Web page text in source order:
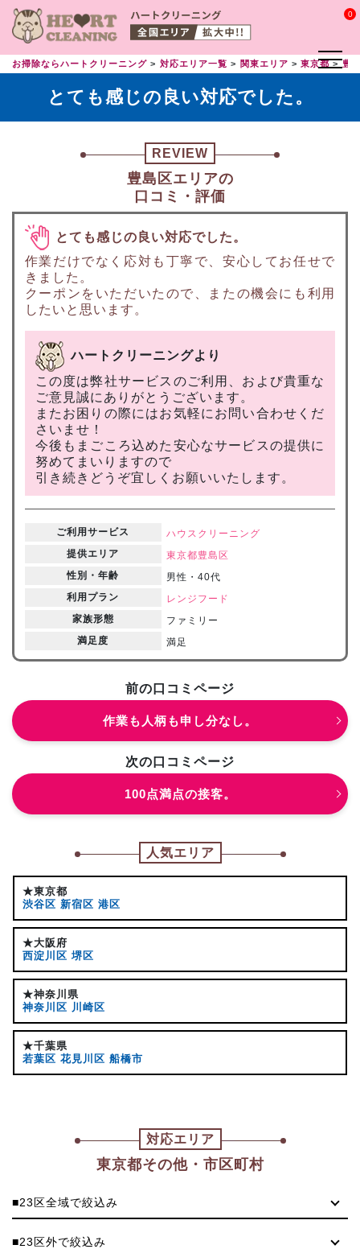
0
お掃除ならハートクリーニング 対応エリア一覧 関東エリア 東京都 豊
とても感じの良い対応でした。
REVIEW
豊島区エリアの
口コミ・評価
とても感じの良い対応でした。
作業だけでなく応対も丁寧で、安心してお任せで
きました。
クーポンをいただいたので、またの機会にも利用
したいと思います。
ハートクリーニングより
この度は弊社サービスのご利用、および貴重な
ご意見誠にありがとうございます。
またお困りの際にはお気軽にお問い合わせくだ
さいませ！
今後もまごころ込めた安心なサービスの提供に
努めてまいりますので
引き続きどうぞ宜しくお願いいたします。
ご利用サービス
ハウスクリーニング
提供エリア
東京都豊島区
性別・年齢
男性・40代
利用プラン
レンジフード
家族形態
ファミリー
満足度
満足
前の口コミページ
作業も人柄も申し分なし。
次の口コミページ
100点満点の接客。
人気エリア
★東京都
渋谷区 新宿区 港区
★大阪府
西淀川区 堺区
★神奈川県
神奈川区 川崎区
★千葉県
若葉区 花見川区 船橋市
対応エリア
東京都その他・市区町村
■23区全域で絞込み
■23区外で絞込み